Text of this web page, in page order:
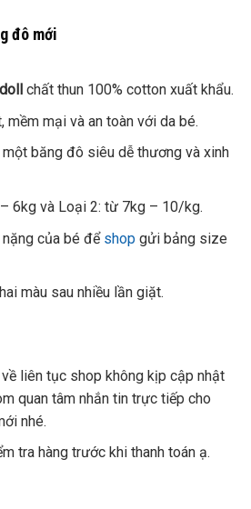
đô mới
chất thun 100% cotton xuất khẩu.
mềm mại và an toàn với da bé.
băng đô siêu dễ thương và xinh
6kg và Loại 2: từ 7kg – 10/kg.
của bé để shopgửi bảng size
màu sau nhiều lần giặt.
liên tục shop không kịp cập nhật
quan tâm nhắn tin trực tiếp cho
nhé.
tra hàng trước khi thanh toán ạ.